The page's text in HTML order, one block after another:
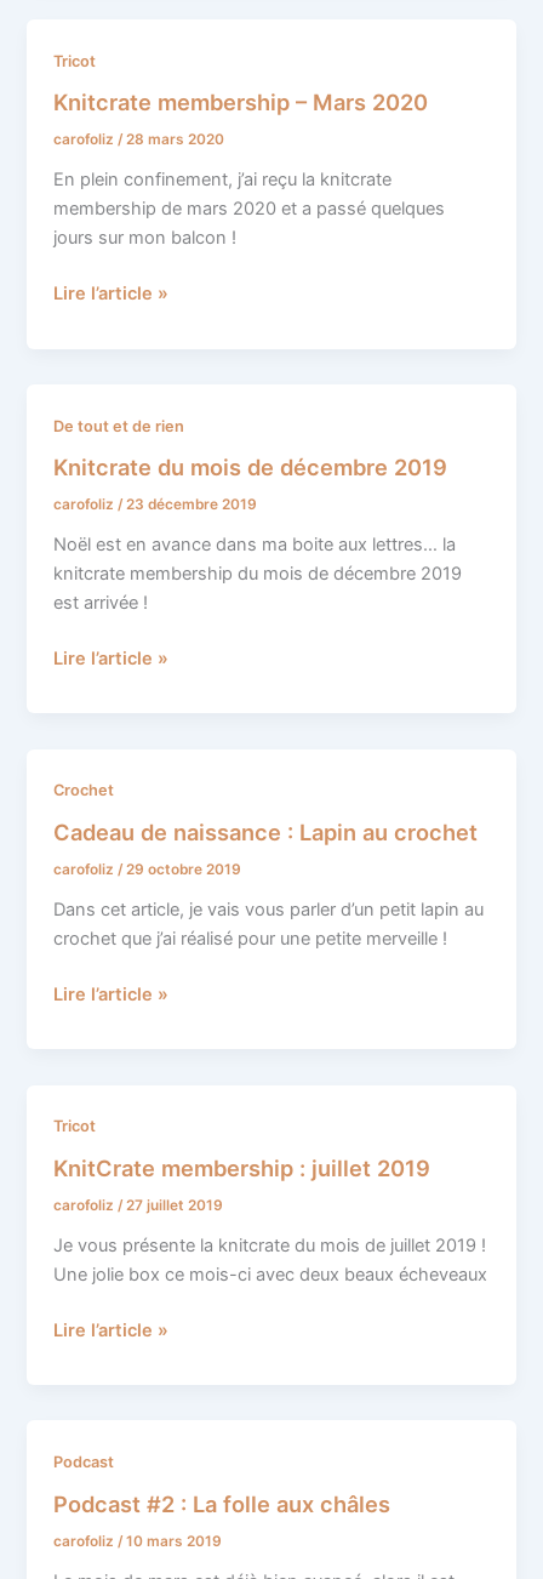
Tricot
Knitcrate membership – Mars 2020
carofoliz/28 mars 2020
En plein confinement, j’ai reçu la knitcrate
membership de mars 2020 et a passé quelques
jours sur mon balcon !
Knitcrate
membership
–
Mars
2020
Lire l’article »
De tout et de rien
Knitcrate du mois de décembre 2019
carofoliz/23 décembre 2019
Noël est en avance dans ma boite aux lettres… la
knitcrate membership du mois de décembre 2019
est arrivée !
Knitcrate
mois
de
décembre
2019
Lire l’article »
Crochet
Cadeau de naissance : Lapin au crochet
carofoliz/29 octobre 2019
Dans cet article, je vais vous parler d’un petit lapin au
crochet que j’ai réalisé pour une petite merveille !
Cadeau
naissance
:
Lapin
au
Lire l’article »
Tricot
KnitCrate membership : juillet 2019
carofoliz/27 juillet 2019
Je vous présente la knitcrate du mois de juillet 2019 !
Une jolie box ce mois-ci avec deux beaux écheveaux
KnitCrate
:
juillet
2019
Lire l’article »
Podcast
Podcast #2 : La folle aux châles
carofoliz/10 mars 2019
Podcast
:
La